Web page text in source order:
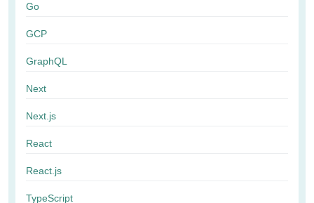
Go
GCP
GraphQL
Next
Next.js
React
React.js
TypeScript